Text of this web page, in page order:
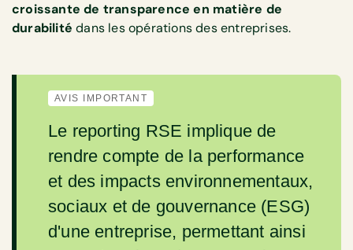
croissante de transparence en matière de
durabilité dans les opérations des entreprises.
AVIS IMPORTANT
Le reporting RSE implique de
rendre compte de la performance
et des impacts environnementaux,
sociaux et de gouvernance (ESG)
d'une entreprise, permettant ainsi